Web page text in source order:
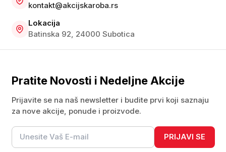
kontakt@akcijskaroba.rs
Lokacija
Batinska 92, 24000 Subotica
Pratite Novosti i Nedeljne Akcije
Prijavite se na naš newsletter i budite prvi koji saznaju
za nove akcije, ponude i proizvode.
PRIJAVI SE